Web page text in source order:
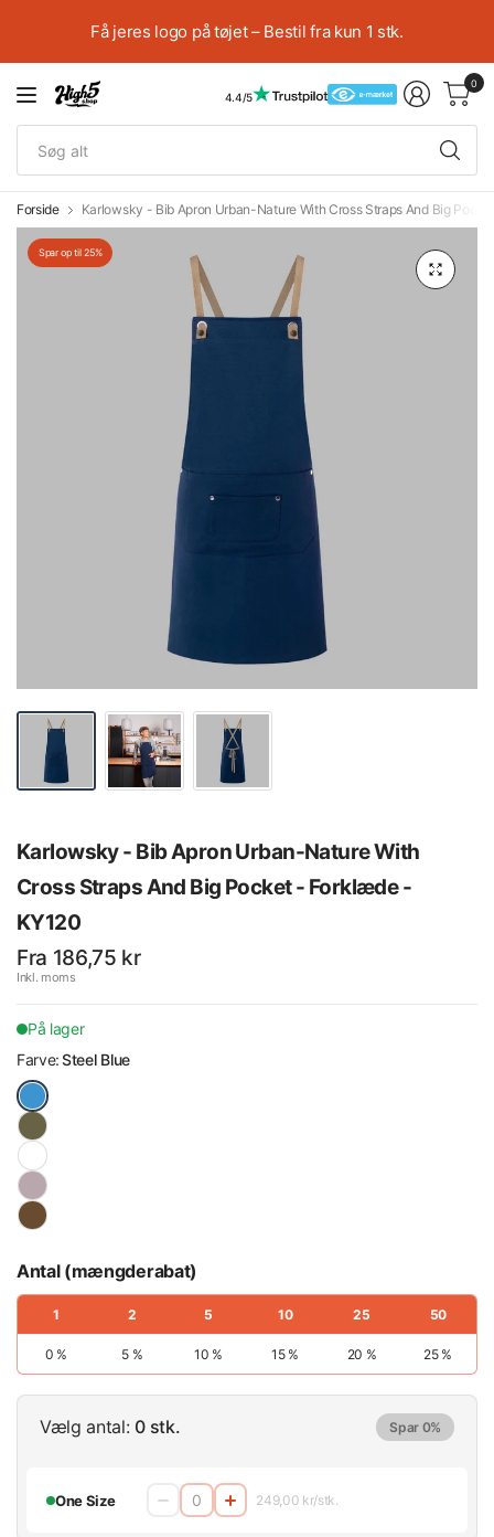
Få jeres logo på tøjet – Bestil fra kun 1 stk.
4.4/5
0
Forside Karlowsky - Bib Apron Urban-Nature With Cross Straps And Big
Spar op til 25%
Karlowsky - Bib Apron Urban-Nature With
Cross Straps And Big Pocket - Forklæde -
KY120
Fra 186,75 kr
Inkl. moms
På lager
Farve:Steel Blue
Antal (mængderabat)
1 2 5 10 25 50
0 % 5 % 10 % 15 % 20 % 25 %
Vælg antal: 0 stk. Spar 0%
One Size 249,00 kr/stk.